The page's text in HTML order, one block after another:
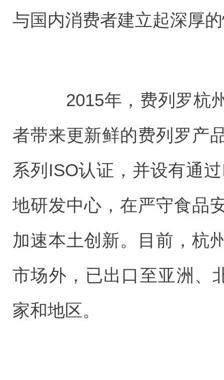
与国内消费者建立起深厚
2015年，费列罗杭州
者带来更新鲜的费列罗产
系列ISO认证，并设有通
地研发中心，在严守食品
加速本土创新。目前，杭
市场外，已出口至亚洲、
家和地区。